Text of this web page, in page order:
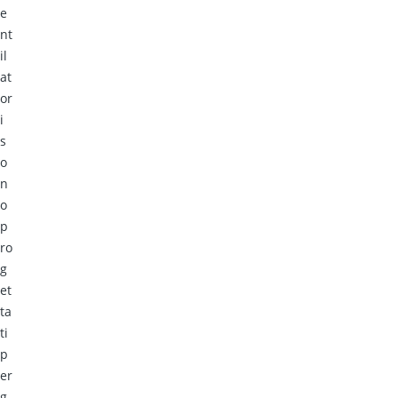
e
nt
il
at
or
i
s
o
n
o
p
ro
g
et
ta
ti
p
er